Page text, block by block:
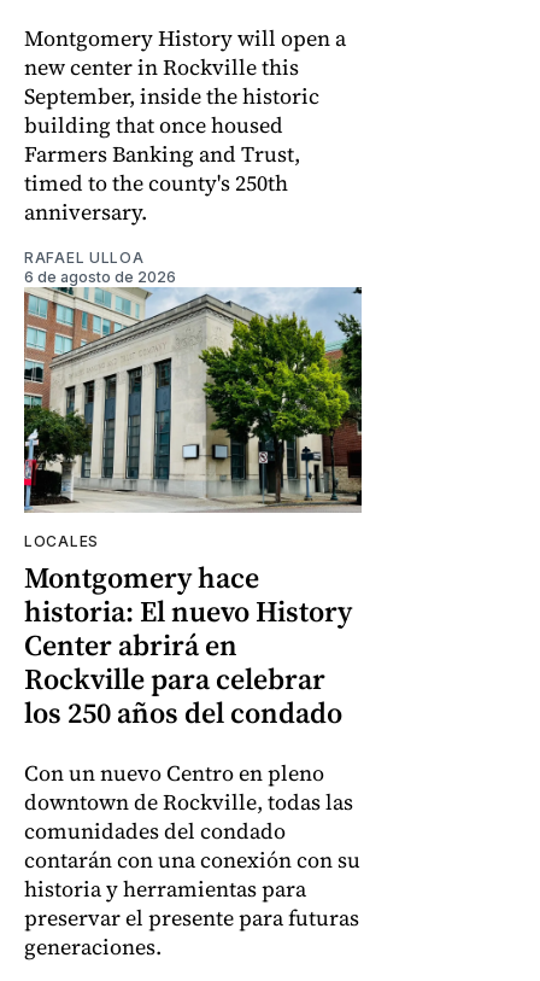
Montgomery History will open a
new center in Rockville this
September, inside the historic
building that once housed
Farmers Banking and Trust,
timed to the county's 250th
anniversary.
RAFAEL ULLOA
6 de agosto de 2026
LOCALES
Montgomery hace
historia: El nuevo History
Center abrirá en
Rockville para celebrar
los 250 años del condado
Con un nuevo Centro en pleno
downtown de Rockville, todas las
comunidades del condado
contarán con una conexión con su
historia y herramientas para
preservar el presente para futuras
generaciones.